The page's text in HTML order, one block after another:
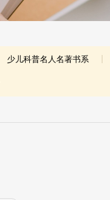
少儿科普名人名著书系